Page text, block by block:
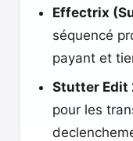
Effectrix
séquencé
payant et
Stutter Edit
pour les